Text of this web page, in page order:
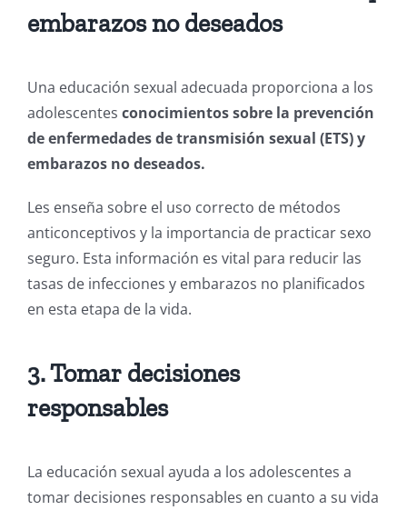
embarazos no deseados
Una educación sexual adecuada proporciona a los
adolescentes conocimientos sobre la prevención
de enfermedades de transmisión sexual (ETS) y
embarazos no deseados.
Les enseña sobre el uso correcto de métodos
anticonceptivos y la importancia de practicar sexo
seguro. Esta información es vital para reducir las
tasas de infecciones y embarazos no planificados
en esta etapa de la vida.
3. Tomar decisiones
responsables
La educación sexual ayuda a los adolescentes a
tomar decisiones responsables en cuanto a su vida